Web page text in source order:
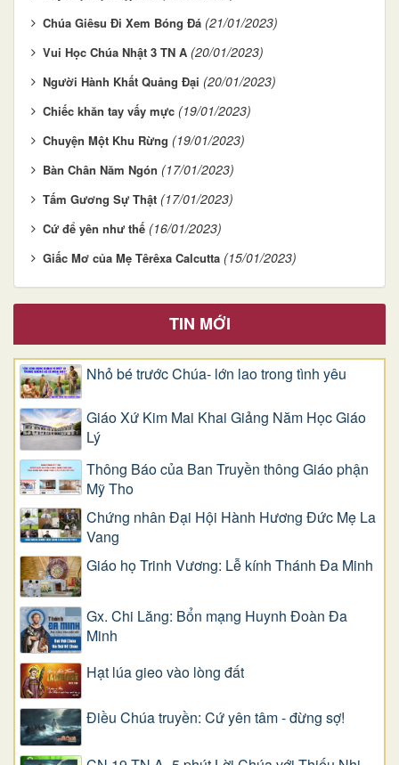
Chúa Giêsu Ði Xem Bóng Ðá (21/01/2023)
Vui Học Chúa Nhật 3 TN A (20/01/2023)
Người Hành Khất Quảng Ðại (20/01/2023)
Chiếc khăn tay vấy mực (19/01/2023)
Chuyện Một Khu Rừng (19/01/2023)
Bàn Chân Năm Ngón (17/01/2023)
Tấm Gương Sự Thật (17/01/2023)
Cứ để yên như thế (16/01/2023)
Giấc Mơ của Mẹ Têrêxa Calcutta (15/01/2023)
TIN MỚI
Nhỏ bé trước Chúa- lớn lao trong tình yêu
Giáo Xứ Kim Mai Khai Giảng Năm Học Giáo
Lý
Thông Báo của Ban Truyền thông Giáo phận
Mỹ Tho
Chứng nhân Đại Hội Hành Hương Đức Mẹ La
Vang
Giáo họ Trinh Vương: Lễ kính Thánh Đa Minh
Gx. Chi Lăng: Bổn mạng Huynh Đoàn Đa
Minh
Hạt lúa gieo vào lòng đất
Điều Chúa truyền: Cứ yên tâm - đừng sợ!